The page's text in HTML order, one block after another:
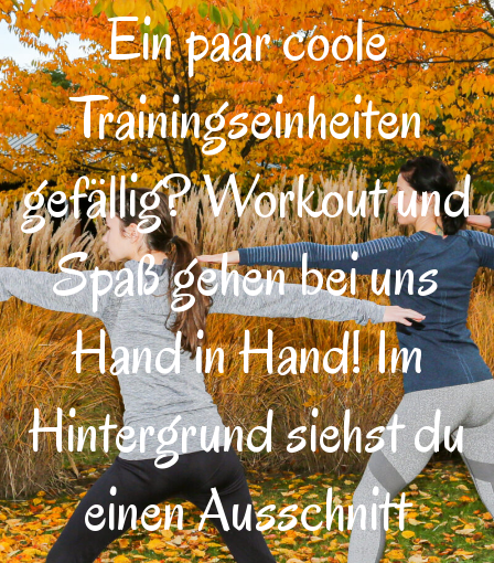
Ein paar coole
Trainingseinheiten
gefällig? Workout und
Spaß gehen bei uns
Hand in Hand! Im
Hintergrund siehst du
einen Ausschnitt